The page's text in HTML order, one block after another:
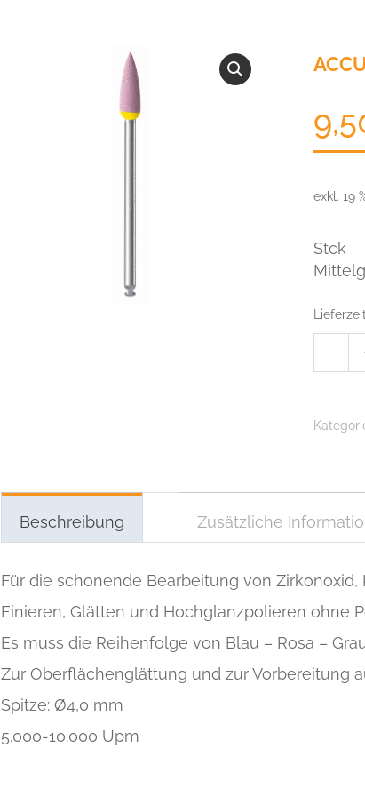
exkl. 19
Stck
4
mm
Beschreibung Zusätzliche
Für die schonende Bearbeitung von
Finieren, Glätten und Hochglanzpolieren ohne
Es muss die Reihenfolge von Blau – Rosa –
Zur Oberflächenglättung und zur Vorbereitung
Spitze: Ø4,0 mm
5.000-10.000 Upm